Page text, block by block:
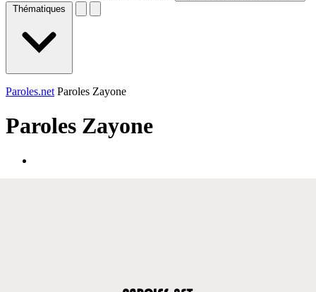
Thématiques
Paroles.net Paroles Zayone
Paroles Zayone